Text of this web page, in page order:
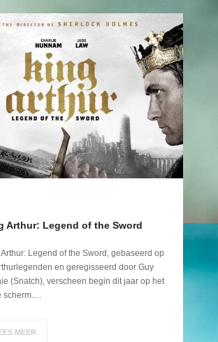
Arthur: Legend of the Sword
Arthur: Legend of the Sword, gebaseerd op
en geregisseerd door Guy
(Snatch), verscheen begin dit jaar op het
scherm.…
MEER